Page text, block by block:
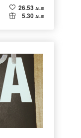
26.53 ALIS
5.30 ALIS